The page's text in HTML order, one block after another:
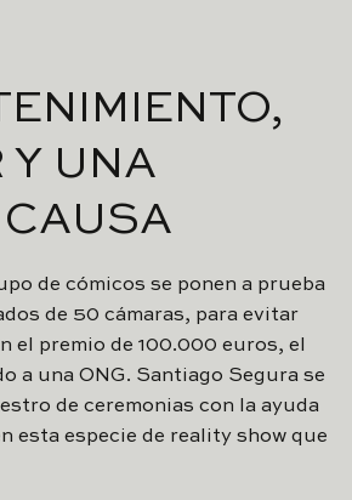
Y UNA
de cómicos se ponen a prueba
de 50 cámaras, para evitar
el premio de 100.000 euros, el
a una ONG. Santiago Segura se
de ceremonias con la ayuda
esta especie de reality show que